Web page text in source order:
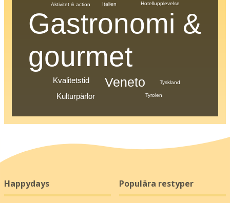
Gastronomi &
gourmet
Veneto
Kvalitetstid
Kulturpärlor
Aktivitet & action Hotellupplevelse
Tyskland
Italien
Tyrolen
Happydays Populära restyper